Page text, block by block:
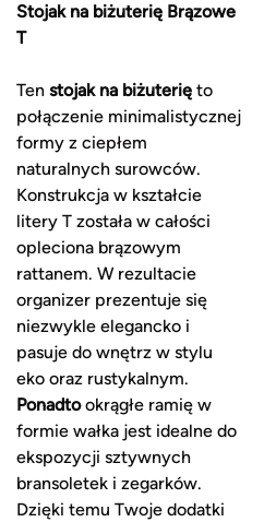
Stojak na biżuterię Brązowe
T
Ten stojak na biżuterięto
połączenie minimalistycznej
formy z ciepłem
naturalnych surowców.
Konstrukcja w kształcie
litery T została w całości
opleciona brązowym
rattanem. W rezultacie
organizer prezentuje się
niezwykle elegancko i
pasuje do wnętrz w stylu
eko oraz rustykalnym.
Ponadtookrągłe ramię w
formie wałka jest idealne do
ekspozycji sztywnych
bransoletek i zegarków.
Dzięki temu Twoje dodatki